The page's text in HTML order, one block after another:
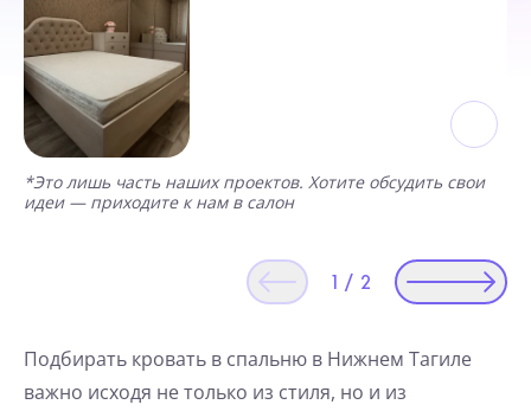
*Это лишь часть наших проектов. Хотите обсудить свои
идеи — приходите к нам в салон
1 / 2
Подбирать кровать в спальню в Нижнем Тагиле
важно исходя не только из стиля, но и из